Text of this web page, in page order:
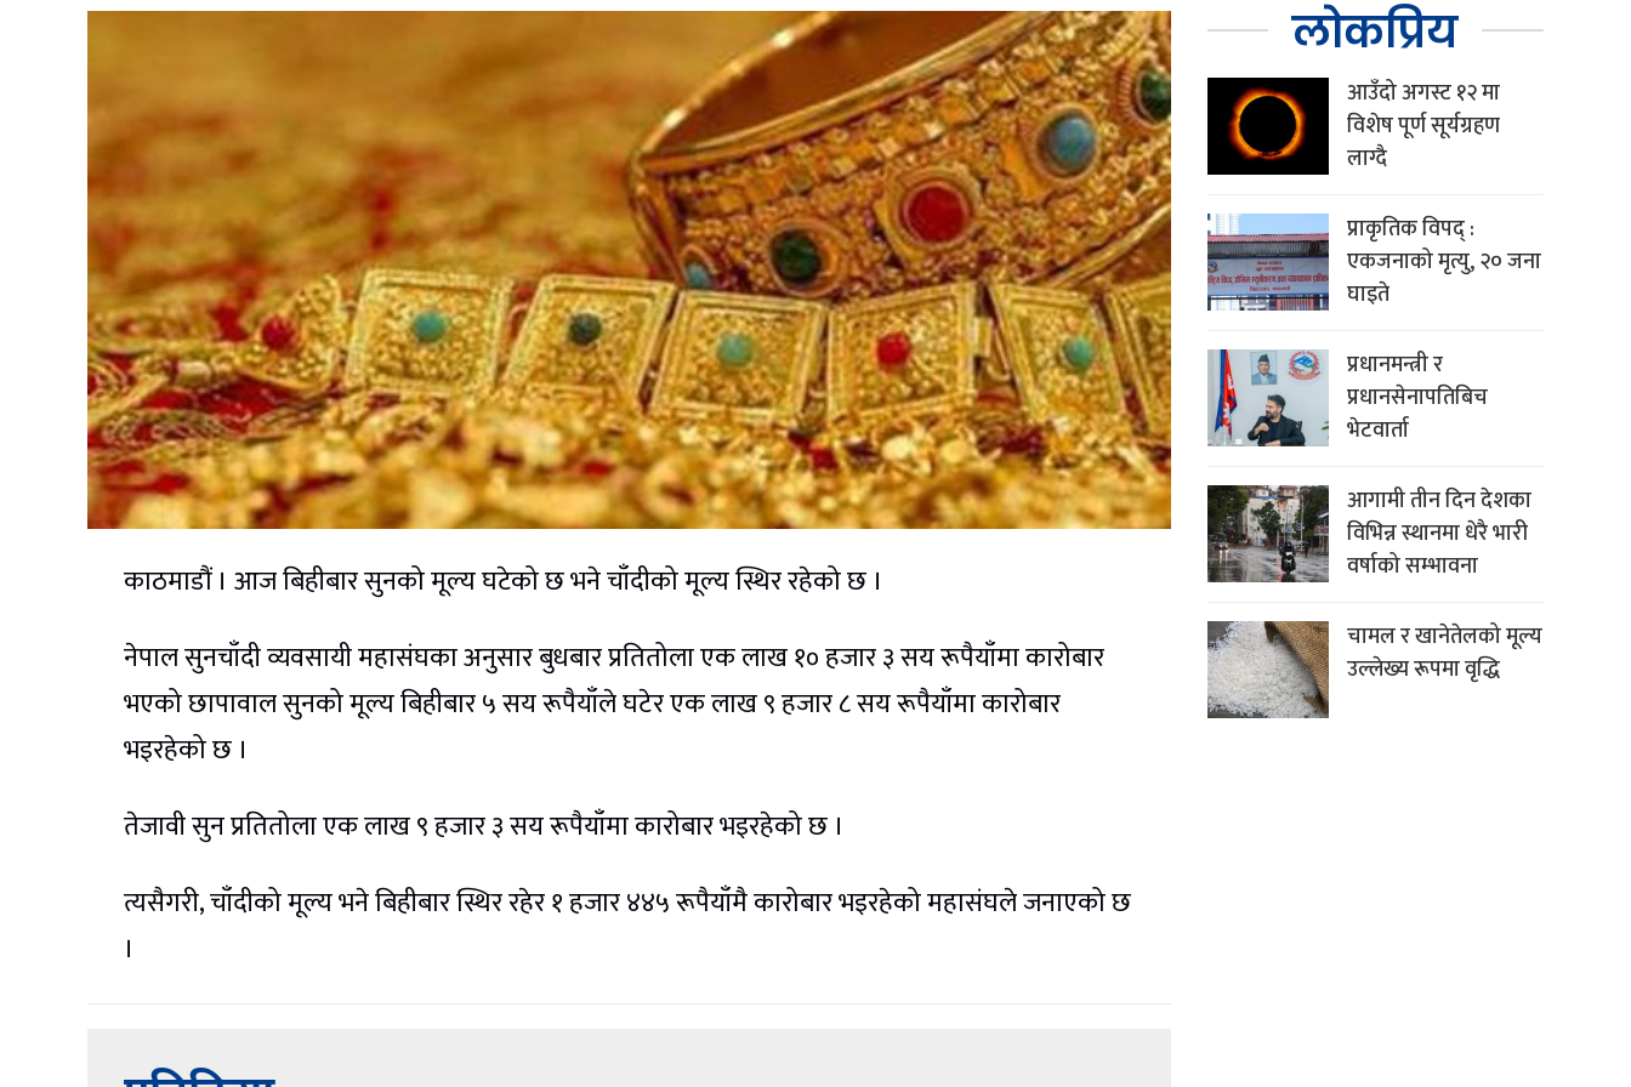
काठमाडौं । आज बिहीबार सुनको मूल्य घटेको छ भने चाँदीको मूल्य स्थिर रहेको छ ।
नेपाल सुनचाँदी व्यवसायी महासंघका अनुसार बुधबार प्रतितोला एक लाख १० हजार ३ सय रूपैयाँमा कारोबार
भएको छापावाल सुनको मूल्य बिहीबार ५ सय रूपैयाँले घटेर एक लाख ९ हजार ८ सय रूपैयाँमा कारोबार
भइरहेको छ ।
तेजावी सुन प्रतितोला एक लाख ९ हजार ३ सय रूपैयाँमा कारोबार भइरहेको छ ।
त्यसैगरी, चाँदीको मूल्य भने बिहीबार स्थिर रहेर १ हजार ४४५ रूपैयाँमै कारोबार भइरहेको महासंघले जनाएको छ
।
लोकप्रिय
आउँदो अगस्ट १२ मा
विशेष पूर्ण सूर्यग्रहण
लाग्दै
प्राकृतिक विपद् :
एकजनाको मृत्यु, २० जना
घाइते
प्रधानमन्त्री र
प्रधानसेनापतिबिच
भेटवार्ता
आगामी तीन दिन देशका
विभिन्न स्थानमा धेरै भारी
वर्षाको सम्भावना
चामल र खानेतेलको मूल्य
उल्लेख्य रूपमा वृद्धि